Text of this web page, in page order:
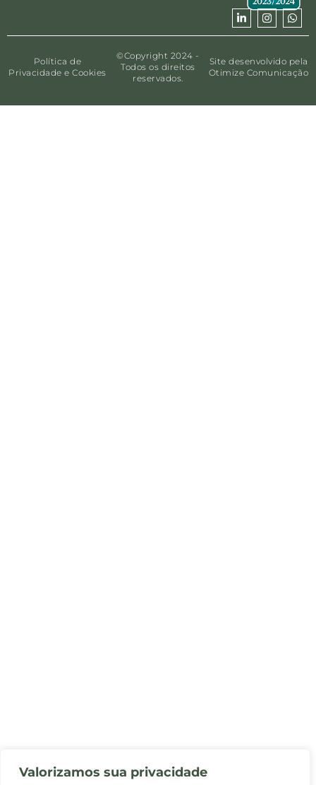
Valorizamos sua privacidade
Política de
Privacidade e Cookies
©Copyright 2024 -
Todos os direitos
reservados.
Site desenvolvido pela
Otimize Comunicação